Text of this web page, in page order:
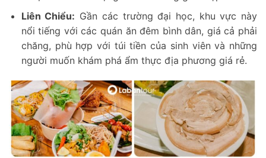
Liên Chiểu: Gần các trường đại học, khu vực này
nổi tiếng với các quán ăn đêm bình dân, giá cả phải
chăng, phù hợp với túi tiền của sinh viên và những
người muốn khám phá ẩm thực địa phương giá rẻ.